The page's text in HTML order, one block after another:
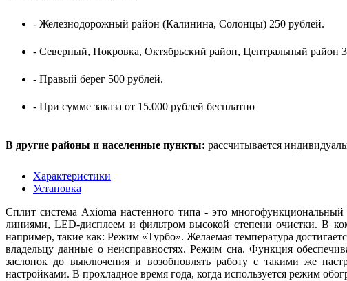
- Железнодорожный район (Калинина, Солонцы) 250 рублей.
- Северный, Покровка, Октябрьский район, Центральный район
- Правый берег 500 рублей.
- При сумме заказа от 15.000 рублей бесплатно
В другие районы и населенные пункты: рассчитывается
Характеристики
Установка
Сплит система Axioma настенного типа - это
линиями, LED-дисплеем и фильтром высокой степени очистки. В
например, такие как: Режим «Турбо». Желаемая температура
владельцу данные о неисправностях. Режим сна. Функция
заслонок до выключения и возобновлять работу с такими же
настройками. В прохладное время года, когда используется режим